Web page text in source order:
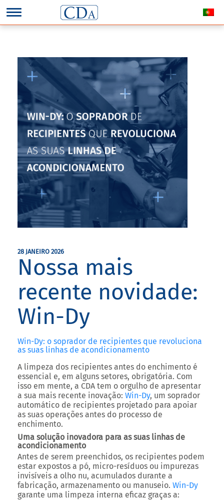
28 JANEIRO 2026
Nossa mais
recente novidade:
Win-Dy
Win-Dy: o soprador de recipientes que revoluciona
as suas linhas de acondicionamento
A limpeza dos recipientes antes do enchimento é
essencial e, em alguns setores, obrigatória. Com
isso em mente, a CDA tem o orgulho de apresentar
a sua mais recente inovação: Win-Dy, um soprador
automático de recipientes projetado para apoiar
as suas operações antes do processo de
enchimento.
Uma solução inovadora para as suas linhas de
acondicionamento
Antes de serem preenchidos, os recipientes podem
estar expostos a pó, micro-resíduos ou impurezas
invisíveis a olho nu, acumulados durante a
fabricação, armazenamento ou manuseio. Win-Dy
garante uma limpeza interna eficaz graças a: